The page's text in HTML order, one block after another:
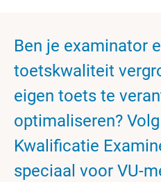
Ben je examinator
toetskwaliteit
eigen toets te
optimaliseren?
Kwalificatie
speciaal voor VU-